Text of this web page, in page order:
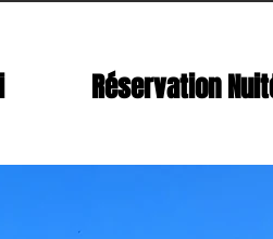
Réservation